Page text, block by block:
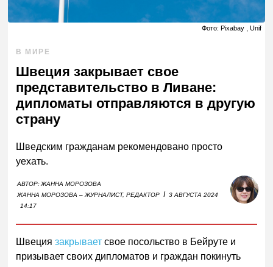
Фото: Pixabay , Unif
В МИРЕ
Швеция закрывает свое
представительство в Ливане:
дипломаты отправляются в другую
страну
Шведским гражданам рекомендовано просто
уехать.
АВТОР:ЖАННА МОРОЗОВА
ЖАННА МОРОЗОВА – ЖУРНАЛИСТ, РЕДАКТОР I 3 АВГУСТА 2024
14:17
Швециязакрывает свое посольство в Бейруте и
призывает своих дипломатов и граждан покинуть